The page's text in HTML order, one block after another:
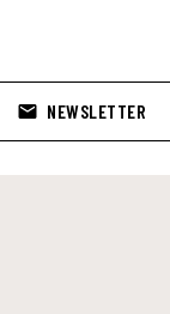
email NEWSLETTER